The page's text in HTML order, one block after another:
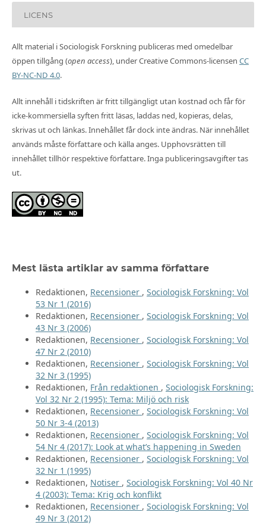
LICENS
Allt material i Sociologisk Forskning publiceras med omedelbar
öppen tillgång (open access), under Creative Commons-licensen CC
BY-NC-ND 4.0.
Allt innehåll i tidskriften är fritt tillgängligt utan kostnad och får för
icke-kommersiella syften fritt läsas, laddas ned, kopieras, delas,
skrivas ut och länkas. Innehållet får dock inte ändras. När innehållet
används måste författare och källa anges. Upphovsrätten till
innehållet tillhör respektive författare. Inga publiceringsavgifter tas
ut.
Mest lästa artiklar av samma författare
Redaktionen, Recensioner , Sociologisk Forskning: Vol
53 Nr 1 (2016)
Redaktionen, Recensioner , Sociologisk Forskning: Vol
43 Nr 3 (2006)
Redaktionen, Recensioner , Sociologisk Forskning: Vol
47 Nr 2 (2010)
Redaktionen, Recensioner , Sociologisk Forskning: Vol
32 Nr 3 (1995)
Redaktionen, Från redaktionen , Sociologisk Forskning:
Vol 32 Nr 2 (1995): Tema: Miljö och risk
Redaktionen, Recensioner , Sociologisk Forskning: Vol
50 Nr 3-4 (2013)
Redaktionen, Recensioner , Sociologisk Forskning: Vol
54 Nr 4 (2017): Look at what’s happening in Sweden
Redaktionen, Recensioner , Sociologisk Forskning: Vol
32 Nr 1 (1995)
Redaktionen, Notiser , Sociologisk Forskning: Vol 40 Nr
4 (2003): Tema: Krig och konflikt
Redaktionen, Recensioner , Sociologisk Forskning: Vol
49 Nr 3 (2012)